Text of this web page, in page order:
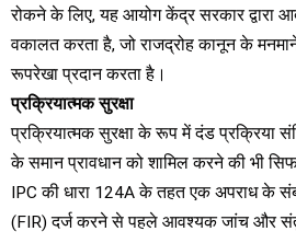
रोकने के लिए, यह आयोग केंद्र सरकार द्वारा
वकालत करता है, जो राजद्रोह कानून के
रूपरेखा प्रदान करता है।
प्रक्रियात्मक सुरक्षा
प्रक्रियात्मक सुरक्षा के रूप में दंड प्रक्रिया
के समान प्रावधान को शामिल करने की भी
IPC की धारा 124A के तहत एक अपराध के
(FIR) दर्ज करने से पहले आवश्यक जांच और